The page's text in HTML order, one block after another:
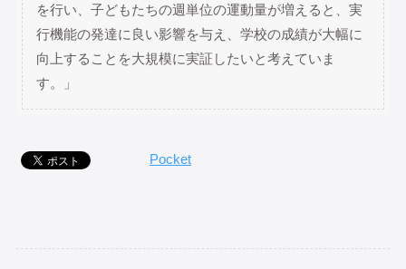
を行い、子どもたちの週単位の運動量が増えると、実
行機能の発達に良い影響を与え、学校の成績が大幅に
向上することを大規模に実証したいと考えていま
す。」
Pocket